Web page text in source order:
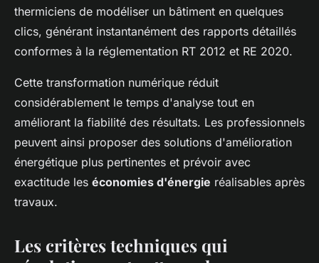
thermiciens de modéliser un bâtiment en quelques
clics, générant instantanément des rapports détaillés
conformes à la réglementation RT 2012 et RE 2020.
Cette transformation numérique réduit
considérablement le temps d'analyse tout en
améliorant la fiabilité des résultats. Les professionnels
peuvent ainsi proposer des solutions d'amélioration
énergétique plus pertinentes et prévoir avec
exactitude les économies d'énergie réalisables après
travaux.
Les critères techniques qui